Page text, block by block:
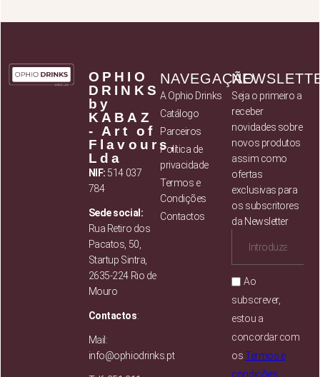
OPHIO
DRINKS
by
KABAZ
- Art of
Flavours,
Lda
NIF: 514 037
784
Sede social:
Rua Retiro dos
Pacatos, 50,
Startup Sintra,
2635-224 Rio de
Mouro
Contactos:
Mail:
info@ophiodrinks.pt
NAVEGAÇÃO
A Ophio Drinks
Catálogo
Parceiros
Política de
privacidade
Termos e
Condições
Contactos
Seja o primeiro a
receber
novidades sobre
novos produtos
assim como
ofertas
exclusivas para
os subscritores
da Newsletter
Ao
subscrever,
estou a
concordar com
osTermos e
condições